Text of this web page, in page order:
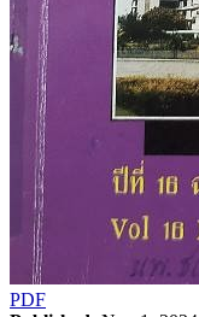
PDF